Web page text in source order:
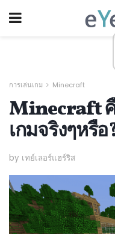
การเล่นเกม Minecraft
Minecraft คื
เกมจริงๆหรือ
by เทย์เลอร์แฮร์ริส